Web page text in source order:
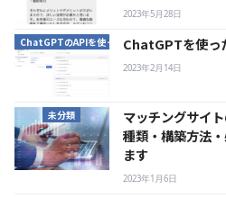
2023年5月28日
ChatGPTのAPIを使ったシステム開発
ChatGPTを使っ
2023年2月14日
未分類
マッチングサイ
種類・構築方法
ます
2023年1月6日